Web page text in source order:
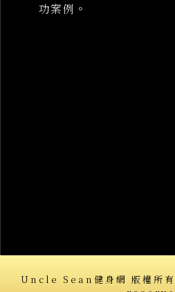
功案例。
Uncle Sean健身網 版權